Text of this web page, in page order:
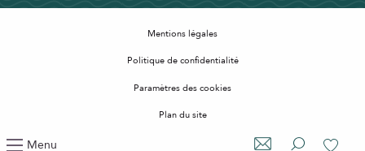
Menu
Mentions légales
Politique de confidentialité
Paramètres des cookies
Plan du site